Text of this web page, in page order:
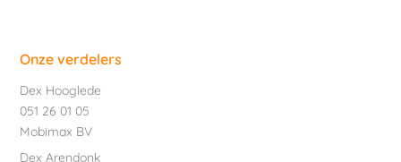
Onze verdelers
Dex Hooglede
051 26 01 05
Mobimax BV
Dex Arendonk